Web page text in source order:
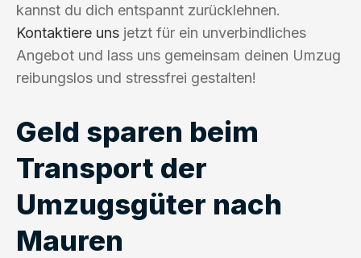
kannst du dich entspannt zurücklehnen.
Kontaktiere uns jetzt für ein unverbindliches
Angebot und lass uns gemeinsam deinen Umzug
reibungslos und stressfrei gestalten!
Geld sparen beim
Transport der
Umzugsgüter nach
Mauren